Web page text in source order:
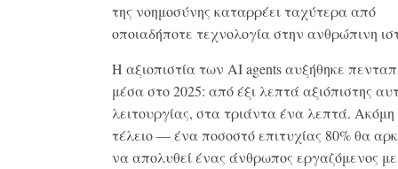
της νοημοσύνης καταρρέει ταχύτερα από
οποιαδήποτε τεχνολογία στην ανθρώπινη
Η αξιοπιστία των AI agents αυξήθηκε
μέσα στο 2025: από έξι λεπτά αξιόπιστης
λειτουργίας, στα τριάντα ένα λεπτά. Ακόμη
τέλειο — ένα ποσοστό επιτυχίας 80% θα
να απολυθεί ένας άνθρωπος εργαζόμενος με